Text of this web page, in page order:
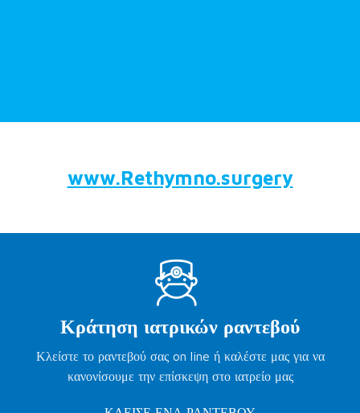
www.Rethymno.surgery
Κράτηση ιατρικών ραντεβού
Κλείστε το ραντεβού σας on line ή καλέστε μας για να
κανονίσουμε την επίσκεψη στο ιατρείο μας